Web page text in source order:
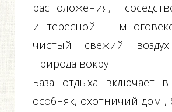
расположения,
интересной
чистый свежий
природа вокруг.
База отдыха включает
особняк, охотничий дом